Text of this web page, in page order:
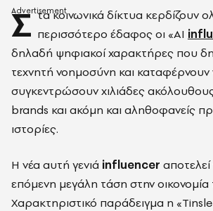
Σ τα κοινωνικά δίκτυα κερδίζουν
περισσότερο έδαφος οι «AI
δηλαδή ψηφιακοί χαρακτήρες που
τεχνητή νοημοσύνη και καταφέρνουν
συγκεντρώσουν χιλιάδες
brands και ακόμη και αληθοφανείς
ιστορίες.
Η νέα αυτή γενιά influencer
επόμενη μεγάλη τάση στην
Χαρακτηριστικό παράδειγμα η